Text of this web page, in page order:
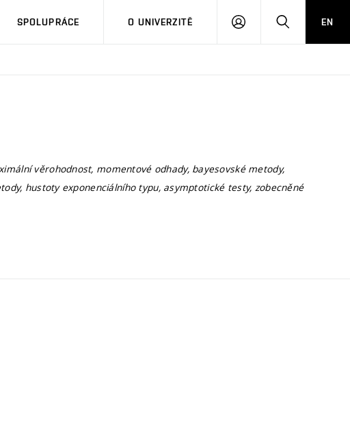
SPOLUPRÁCE O UNIVERZITĚ
PŘIHLÁSIT HLEDATEN
věrohodnost, momentové odhady, bayesovské metody,
hustoty exponenciálního typu, asymptotické testy, zobecněné